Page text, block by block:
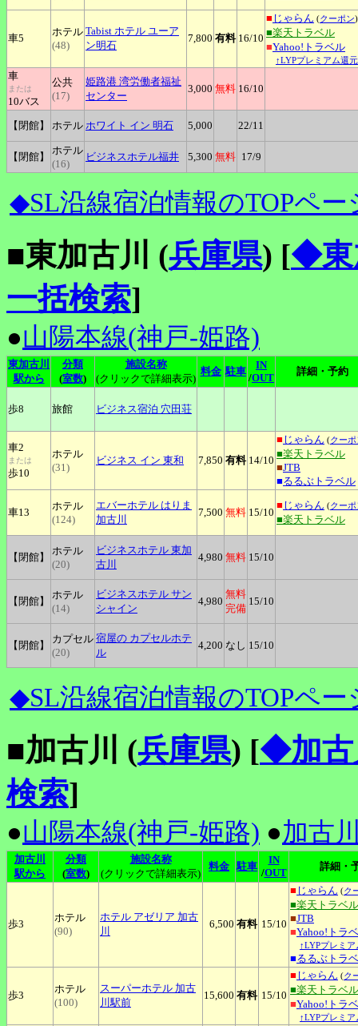
車5
ホテル
(48)
Tabist ホテル ユーア
ン明石
7,800 有料 16/10
■ じゃらん (クーポン)
■楽天トラベル
■Yahoo!トラベル
↑LYPプレミアム還
車
または
10バス
公共
(17)
姫路港 湾労働者福祉
センター
3,000 無料 16/10
【閉館】 ホテル ホワイト イン 明石 5,000 22/11
【閉館】
ホテル
(16)
ビジネスホテル福井 5,300 無料 17/9
◆SL沿線宿泊情報のTOPペー
■東加古川 (兵庫県) [◆東
一括検索]
●山陽本線(神戸-姫路)
東加古川
駅から
分類
(室数)
施設名称
(クリックで詳細表示)
料金 駐車
IN
/OUT
詳細・予約
歩8 旅館 ビジネス宿泊 穴田荘
車2
または
歩10
ホテル
(31)
ビジネス イン 東和 7,850 有料 14/10
■ じゃらん (クーポ
■楽天トラベル
■JTB
■るるぶトラベル
車13
ホテル
(124)
エバーホテル はりま
加古川
7,500 無料 15/10
■ じゃらん (クーポ
■楽天トラベル
【閉館】
ホテル
(20)
ビジネスホテル 東加
古川
4,980 無料 15/10
【閉館】
ホテル
(14)
ビジネスホテル サン
シャイン
4,980
無料
完備
15/10
【閉館】
カプセル
(20)
宿屋の カプセルホテ
ル
4,200 なし 15/10
◆SL沿線宿泊情報のTOPペー
■加古川 (兵庫県) [◆加古
検索]
●山陽本線(神戸-姫路) ●加古
加古川
駅から
分類
(室数)
施設名称
(クリックで詳細表示)
料金 駐車
IN
/OUT
詳細・
歩3
ホテル
(90)
ホテル アゼリア 加古
川
6,500 有料 15/10
■ じゃらん (ク
■楽天トラベル
■JTB
■Yahoo!トラ
↑LYPプレミ
■るるぶトラ
歩3
ホテル
(100)
スーパーホテル 加古
川駅前
15,600 有料 15/10
■ じゃらん (ク
■楽天トラベル
■Yahoo!トラ
↑LYPプレミ